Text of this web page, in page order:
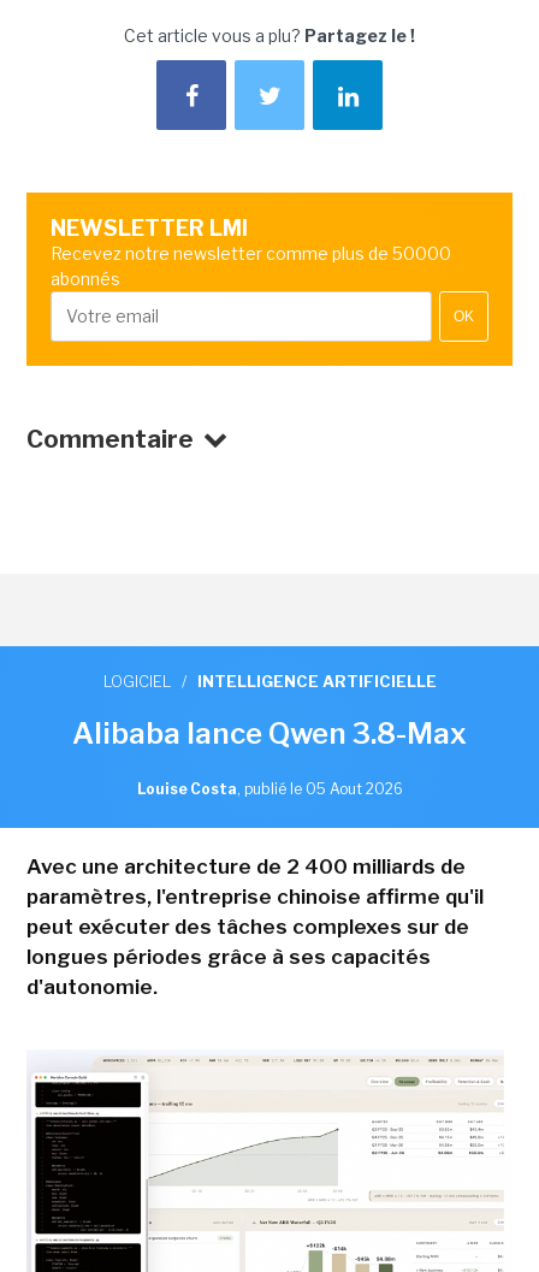
Cet article vous a plu? Partagez le !
NEWSLETTER LMI
Recevez notre newsletter comme plus de 50000
abonnés
OK
Commentaire
LOGICIEL / INTELLIGENCE ARTIFICIELLE
Alibaba lance Qwen 3.8-Max
Louise Costa, publié le 05 Aout 2026
Avec une architecture de 2 400 milliards de
paramètres, l'entreprise chinoise affirme qu'il
peut exécuter des tâches complexes sur de
longues périodes grâce à ses capacités
d'autonomie.